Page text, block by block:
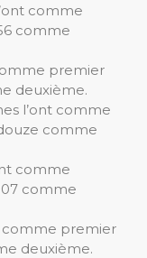
comme
comme
premier
deuxième.
l’ont comme
comme
comme
comme
comme premier
deuxième.